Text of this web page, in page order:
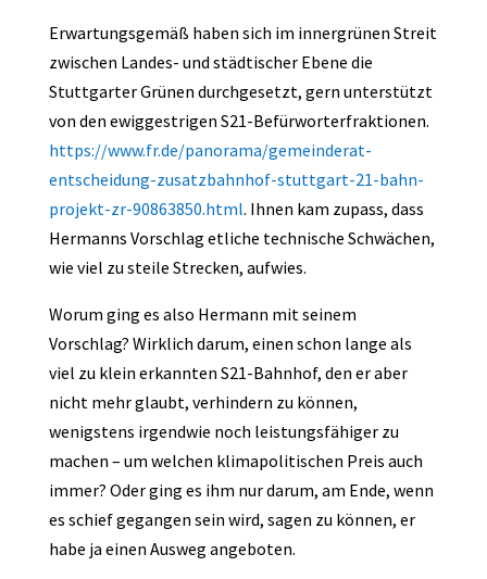
Erwartungsgemäß haben sich im innergrünen Streit
zwischen Landes- und städtischer Ebene die
Stuttgarter Grünen durchgesetzt, gern unterstützt
von den ewiggestrigen S21-Befürworterfraktionen.
https://www.fr.de/panorama/gemeinderat-
entscheidung-zusatzbahnhof-stuttgart-21-bahn-
projekt-zr-90863850.html. Ihnen kam zupass, dass
Hermanns Vorschlag etliche technische Schwächen,
wie viel zu steile Strecken, aufwies.
Worum ging es also Hermann mit seinem
Vorschlag? Wirklich darum, einen schon lange als
viel zu klein erkannten S21-Bahnhof, den er aber
nicht mehr glaubt, verhindern zu können,
wenigstens irgendwie noch leistungsfähiger zu
machen – um welchen klimapolitischen Preis auch
immer? Oder ging es ihm nur darum, am Ende, wenn
es schief gegangen sein wird, sagen zu können, er
habe ja einen Ausweg angeboten.